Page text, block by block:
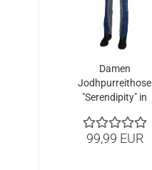
Damen
Jodhpurreithose
"Serendipity" in
99,99 EUR